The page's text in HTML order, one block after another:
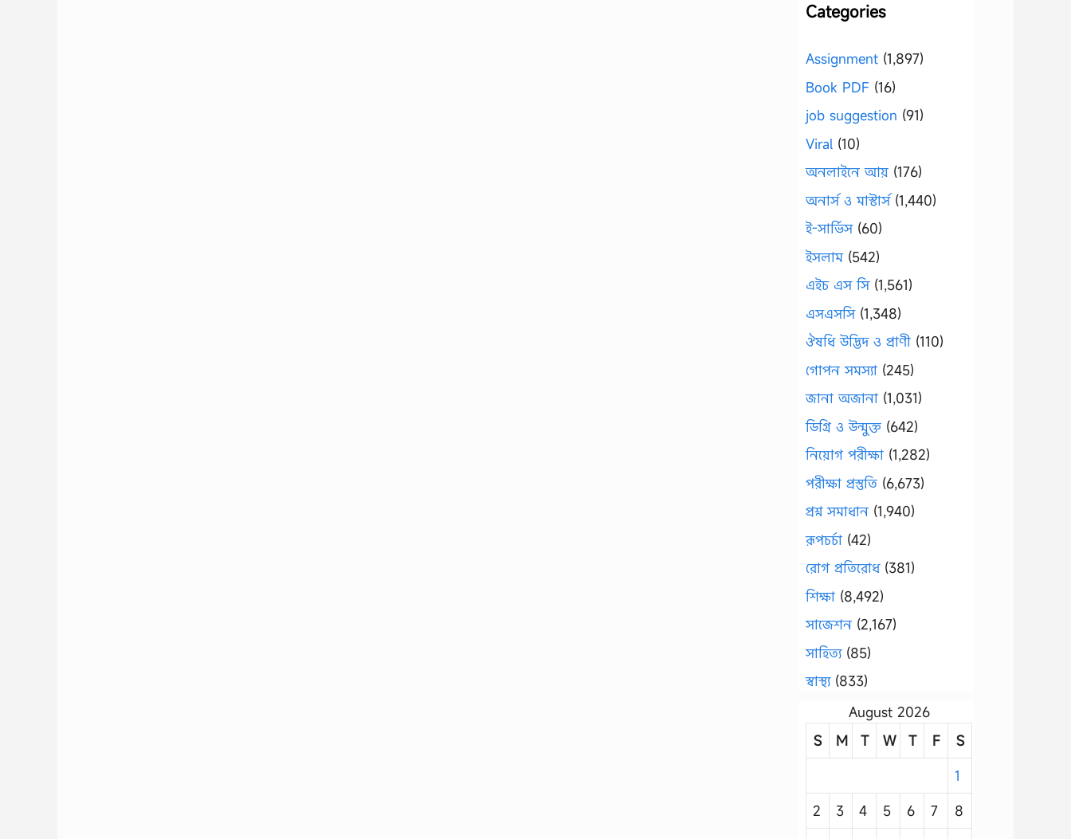
Categories
Assignment (1,897)
Book PDF (16)
job suggestion (91)
Viral (10)
অনলাইনে আয় (176)
অনার্স ও মাস্টার্স(1,440)
ই-সার্ভিস(60)
ইসলাম(542)
এইচ এস সি(1,561)
এসএসসি(1,348)
ঔষধি উদ্ভিদ ও প্রাণী (110)
গোপন সমস্যা (245)
জানা অজানা (1,031)
ডিগ্রি ও উন্মুক্ত (642)
নিয়োগ পরীক্ষা (1,282)
পরীক্ষা প্রস্তুতি (6,673)
প্রশ্ন সমাধান (1,940)
রূপচর্চা (42)
রোগ প্রতিরোধ(381)
শিক্ষা (8,492)
সাজেশন (2,167)
সাহিত্য(85)
স্বাস্থ্য(833)
August 2026
S
M T W T F
S
1
2
3 4 5 6 7
8